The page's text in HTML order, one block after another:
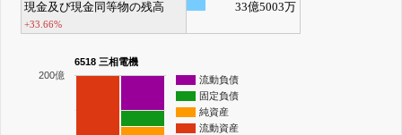
現金及び現金同等物の残高
+33.66%
33億5003万
6518 三相電機
流動負債
固定負債
純資産
流動資産
200億